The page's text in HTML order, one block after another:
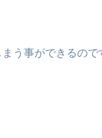
う事ができるの